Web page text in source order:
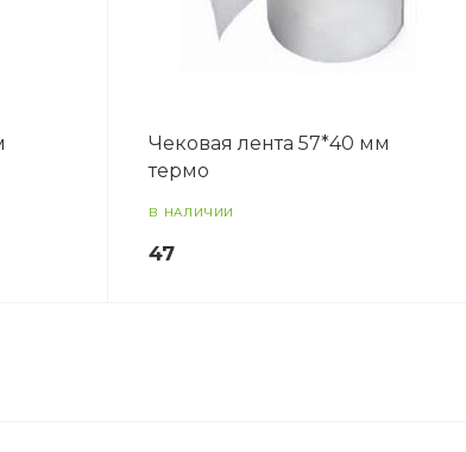
Чековая лента 57*40 мм
термо
В НАЛИЧИИ
47